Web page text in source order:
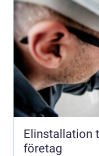
Elinstallation trygg el i hem och
företag